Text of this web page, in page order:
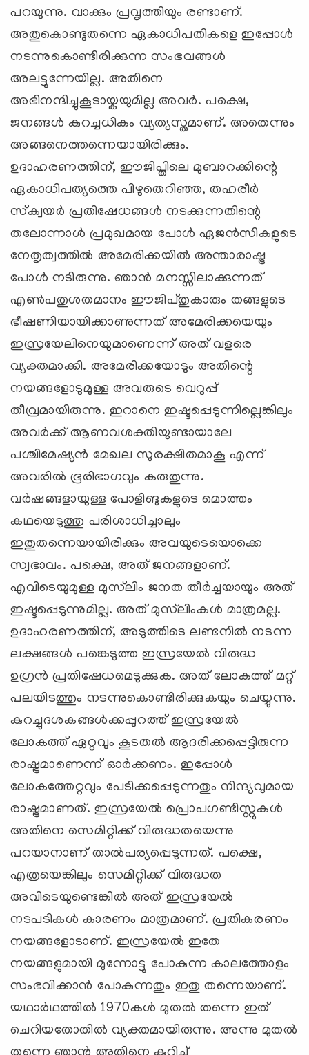
പറയുന്നു. വാക്കും പ്രവൃത്തിയും രണ്ടാണ്.
അതുകൊണ്ടുതന്നെ ഏകാധിപതികളെ ഇപ്പോള്‍
നടന്നുകൊണ്ടിരിക്കുന്ന സംഭവങ്ങള്‍
അലട്ടുന്നേയില്ല. അതിനെ
അഭിനന്ദിച്ചുകൂടായ്കയുമില്ല അവര്‍. പക്ഷെ,
ജനങ്ങള്‍ കുറച്ചധികം വ്യത്യസ്തമാണ്. അതെന്നും
അങ്ങനെത്തന്നെയായിരിക്കും.
ഉദാഹരണത്തിന്, ഈജിപ്തിലെ മുബാറക്കിന്റെ
ഏകാധിപത്യത്തെ പിഴുതെറിഞ്ഞ, തഹരീര്‍
സ്‌ക്വയര്‍ പ്രതിഷേധങ്ങള്‍ നടക്കുന്നതിന്റെ
തലോന്നാള്‍ പ്രമുഖമായ പോള്‍ ഏജന്‍സികളുടെ
നേതൃത്വത്തില്‍ അമേരിക്കയില്‍ അന്താരാഷ്ട്ര
പോള്‍ നടിരുന്നു. ഞാന്‍ മനസ്സിലാക്കുന്നത്
എണ്‍പതുശതമാനം ഈജിപ്തുകാരും തങ്ങളുടെ
ഭീഷണിയായിക്കാണുന്നത് അമേരിക്കയെയും
ഇസ്രയേലിനെയുമാണെന്ന് അത് വളരെ
വ്യക്തമാക്കി. അമേരിക്കയോടും അതിന്റെ
നയങ്ങളോടുമുള്ള അവരുടെ വെറുപ്പ്
തീവ്രമായിരുന്നു. ഇറാനെ ഇഷ്ടപ്പെടുന്നില്ലെങ്കിലും
അവര്‍ക്ക് ആണവശക്തിയുണ്ടായാലേ
പശ്ചിമേഷ്യന്‍ മേഖല സുരക്ഷിതമാകൂ എന്ന്
അവരില്‍ ഭൂരിഭാഗവും കരുതുന്നു.
വര്‍ഷങ്ങളായുള്ള പോളിങുകളുടെ മൊത്തം
കഥയെടുത്തു പരിശാധിച്ചാലും
ഇതുതന്നെയായിരിക്കും അവയുടെയൊക്കെ
സ്വഭാവം. പക്ഷെ, അത് ജനങ്ങളാണ്.
എവിടെയുമുള്ള മുസ്‍‌ലിം ജനത തീര്‍ച്ചയായും അത്
ഇഷ്ടപ്പെടുന്നുമില്ല. അത് മുസ്‍ലിംകള്‍ മാത്രമല്ല.
ഉദാഹരണത്തിന്, അടുത്തിടെ ലണ്ടനില്‍ നടന്ന
ലക്ഷങ്ങള്‍ പങ്കെടുത്ത ഇസ്രയേല്‍ വിരുദ്ധ
ഉഗ്രന്‍ പ്രതിഷേധമെടുക്കുക. അത് ലോകത്ത് മറ്റ്
പലയിടത്തും നടന്നുകൊണ്ടിരിക്കുകയും ചെയ്യുന്നു.
കുറച്ചുദശകങ്ങള്‍ക്കപ്പുറത്ത് ഇസ്രയേല്‍
ലോകത്ത് ഏറ്റവും കൂടതല്‍ ആദരിക്കപ്പെട്ടിരുന്ന
രാഷ്ട്രമാണെന്ന് ഓര്‍ക്കണം. ഇപ്പോള്‍
ലോകത്തേറ്റവും പേടിക്കപ്പെടുന്നതും നിന്ദ്യവുമായ
രാഷ്ട്രമാണത്. ഇസ്രയേല്‍ പ്രൊപഗണ്ടിസ്റ്റുകള്‍
അതിനെ സെമിറ്റിക്ക് വിരുദ്ധതയെന്നു
പറയാനാണ് താല്‍പര്യപ്പെടുന്നത്. പക്ഷെ,
എത്രയെങ്കിലും സെമിറ്റിക്ക് വിരുദ്ധത
അവിടെയുണ്ടെങ്കില്‍ അത് ഇസ്രയേല്‍
നടപടികള്‍ കാരണം മാത്രമാണ്. പ്രതികരണം
നയങ്ങളോടാണ്. ഇസ്രയേല്‍ ഇതേ
നയങ്ങളുമായി മുന്നോട്ടു പോകുന്ന കാലത്തോളം
സംഭവിക്കാന്‍ പോകുന്നതും ഇതു തന്നെയാണ്.
യഥാര്‍ഥത്തില്‍ 1970കള്‍ മുതല്‍ തന്നെ ഇത്
ചെറിയതോതില്‍ വ്യക്തമായിരുന്നു. അന്നു മുതല്‍